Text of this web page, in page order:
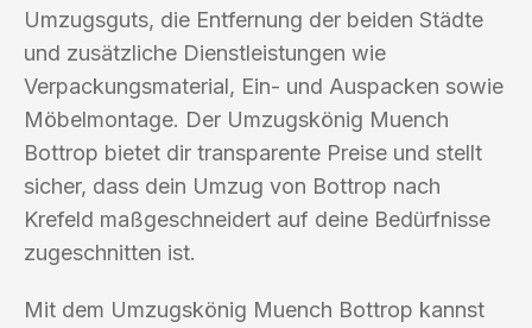
Umzugsguts, die Entfernung der beiden Städte
und zusätzliche Dienstleistungen wie
Verpackungsmaterial, Ein- und Auspacken sowie
Möbelmontage. Der Umzugskönig Muench
Bottrop bietet dir transparente Preise und stellt
sicher, dass dein Umzug von Bottrop nach
Krefeld maßgeschneidert auf deine Bedürfnisse
zugeschnitten ist.
Mit dem Umzugskönig Muench Bottrop kannst